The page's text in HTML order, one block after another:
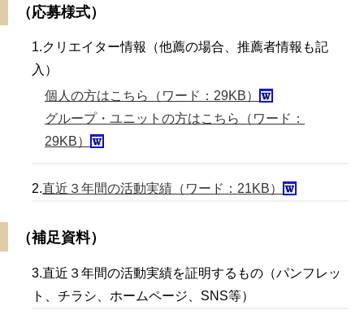
（応募様式）
1.クリエイター情報（他薦の場合、推薦者情報も記
入）
個人の方はこちら（ワード：29KB）
グループ・ユニットの方はこちら（ワード：
29KB）
2.直近３年間の活動実績（ワード：21KB）
（補足資料）
3.直近３年間の活動実績を証明するもの（パンフレッ
ト、チラシ、ホームページ、SNS等）